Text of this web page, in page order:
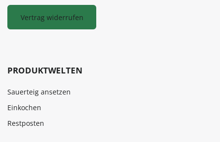
Vertrag widerrufen
PRODUKTWELTEN
Sauerteig ansetzen
Einkochen
Restposten